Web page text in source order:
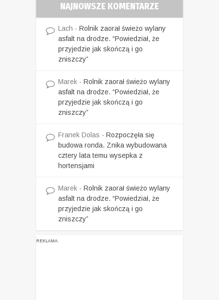
NAJNOWSZE KOMENTARZE
Lach - Rolnik zaorał świeżo wylany
asfalt na drodze. “Powiedział, że
przyjedzie jak skończą i go
zniszczy”
Marek - Rolnik zaorał świeżo wylany
asfalt na drodze. “Powiedział, że
przyjedzie jak skończą i go
zniszczy”
Franek Dolas - Rozpoczęła się
budowa ronda. Znika wybudowana
cztery lata temu wysepka z
hortensjami
Marek - Rolnik zaorał świeżo wylany
asfalt na drodze. “Powiedział, że
przyjedzie jak skończą i go
zniszczy”
REKLAMA